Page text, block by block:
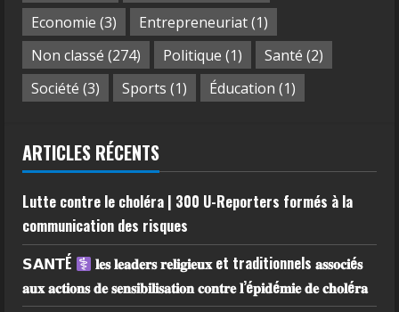
Economie (3) Entrepreneuriat(1)
Non classé (274) Politique (1) Santé (2)
Société (3) Sports (1) Éducation (1)
ARTICLES RÉCENTS
Lutte contre le choléra | 300 U-Reporters formés à la
communication des risques
𝗦𝗔𝗡𝗧É
𝐥𝐞𝐬 𝐥𝐞𝐚𝐝𝐞𝐫𝐬 𝐫𝐞𝐥𝐢𝐠𝐢𝐞𝐮𝐱 et traditionnels 𝐚𝐬𝐬𝐨𝐜𝐢é𝐬
𝐚𝐮𝐱 𝐚𝐜𝐭𝐢𝐨𝐧𝐬 𝐝𝐞 𝐬𝐞𝐧𝐬𝐢𝐛𝐢𝐥𝐢𝐬𝐚𝐭𝐢𝐨𝐧 𝐜𝐨𝐧𝐭𝐫𝐞 𝐥’é𝐩𝐢𝐝é𝐦𝐢𝐞 𝐝𝐞 𝐜𝐡𝐨𝐥é𝐫𝐚